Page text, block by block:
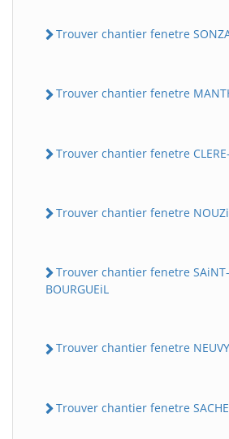
Trouver chantier fenetre
Trouver chantier fenetre
Trouver chantier fenetre
Trouver chantier fenetre
Trouver chantier fenetre SAiNT-
BOURGUEiL
Trouver chantier fenetre
Trouver chantier fenetre SACHE